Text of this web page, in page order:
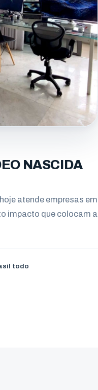
NASCIDA
atende empresas em
impacto que colocam a
todo